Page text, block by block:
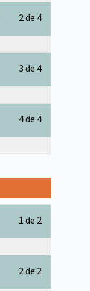
2 de 4
3 de 4
4 de 4
1 de 2
2 de 2